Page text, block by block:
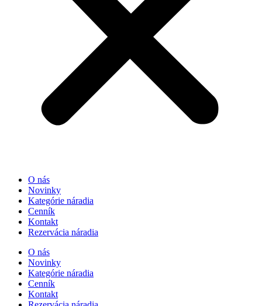
O nás
Novinky
Kategórie náradia
Cenník
Kontakt
Rezervácia náradia
O nás
Novinky
Kategórie náradia
Cenník
Kontakt